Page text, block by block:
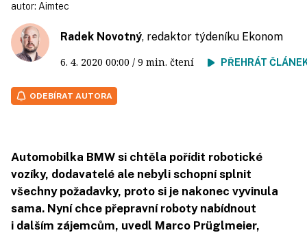
autor: Aimtec
Radek Novotný, redaktor týdeníku Ekonom
6. 4. 2020 00:00 / 9 min. čtení PŘEHRÁT
ODEBÍRAT AUTORA
Automobilka BMW si chtěla pořídit robotické
vozíky, dodavatelé ale nebyli schopní splnit
všechny požadavky, proto si je nakonec vyvinula
sama. Nyní chce přepravní roboty nabídnout
i dalším zájemcům, uvedl Marco Prüglmeier,